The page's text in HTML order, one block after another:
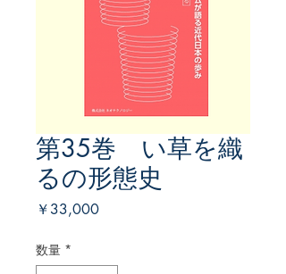
第35巻 い草を織
るの形態史
￥33,000価
数量 *